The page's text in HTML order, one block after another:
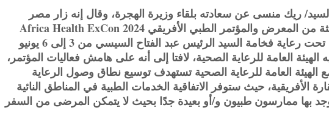
ريك منسى عن سعادته بلقاء وزيرة الهجرة، وقال إنه زار مصر
لحضور النسخة الثالثة من المعرض والمؤتمر الطبي الأفريقي Africa Health ExCon 2024
المنعقد في القاهرة تحت رعاية فخامة السيد الرئيس عبد الفتاح السيسي من 3 إلى 6 يونيو
العامة للرعاية الصحية، لافتا إلى أنه على هامش فعاليات المؤتمر،
مع الهيئة العامة للرعاية الصحية تستهدف توسيع نطاق وصول الرعاية
الأفريقية، حيث ستوفر الاتفاقية الخدمات الطبية في المناطق النائية
بها ممارسون طبيون و/أو بعيدة جدًا بحيث لا يتمكن المرضى من السفر